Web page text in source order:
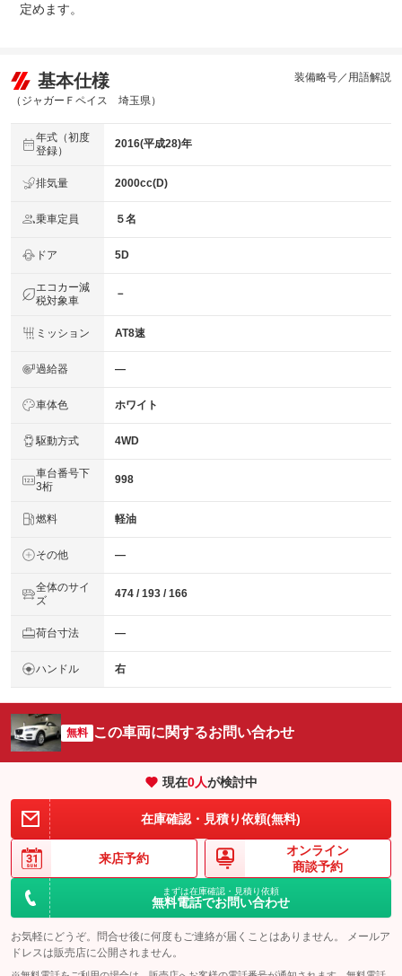
定めます。
基本仕様
（ジャガーＦペイス 埼玉県）
装備略号／用語解説
年式（初度
登録）
2016(平成28)年
排気量 2000cc(D)
乗車定員 ５名
ドア 5D
エコカー減
税対象車
－
ミッション AT8速
過給器 ―
車体色 ホワイト
駆動方式 4WD
車台番号下
3桁
998
燃料 軽油
その他 ―
全体のサイ
ズ
474 / 193 / 166
荷台寸法 ―
ハンドル 右
無料 この車両に関するお問い合わせ
現在0人が検討中
在庫確認・見積り依頼(無料)
来店予約
オンライン
商談予約
まずは在庫確認・見積り依頼
無料電話でお問い合わせ
お気軽にどうぞ。問合せ後に何度もご連絡が届くことはありません。 メールア
ドレスは販売店に公開されません。